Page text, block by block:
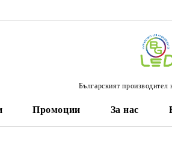
Българският производител
Промоции За нас